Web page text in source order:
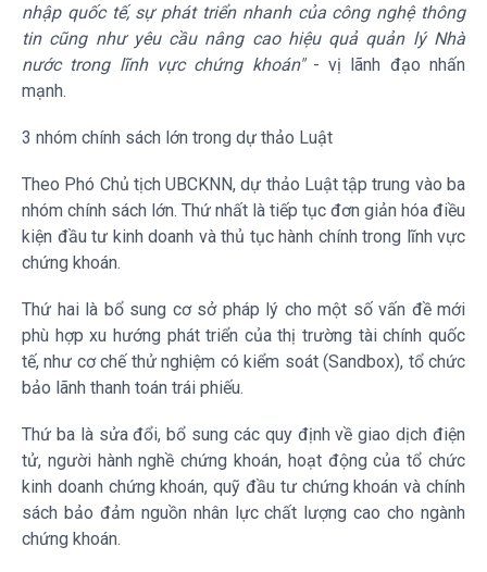
nhập quốc tế, sự phát triển nhanh của công nghệ thông
tin cũng như yêu cầu nâng cao hiệu quả quản lý Nhà
nước trong lĩnh vực chứng khoán"- vị lãnh đạo nhấn
mạnh.
3 nhóm chính sách lớn trong dự thảo Luật
Theo Phó Chủ tịch UBCKNN, dự thảo Luật tập trung vào ba
nhóm chính sách lớn. Thứ nhất là tiếp tục đơn giản hóa điều
kiện đầu tư kinh doanh và thủ tục hành chính trong lĩnh vực
chứng khoán.
Thứ hai là bổ sung cơ sở pháp lý cho một số vấn đề mới
phù hợp xu hướng phát triển của thị trường tài chính quốc
tế, như cơ chế thử nghiệm có kiểm soát (Sandbox), tổ chức
bảo lãnh thanh toán trái phiếu.
Thứ ba là sửa đổi, bổ sung các quy định về giao dịch điện
tử, người hành nghề chứng khoán, hoạt động của tổ chức
kinh doanh chứng khoán, quỹ đầu tư chứng khoán và chính
sách bảo đảm nguồn nhân lực chất lượng cao cho ngành
chứng khoán.